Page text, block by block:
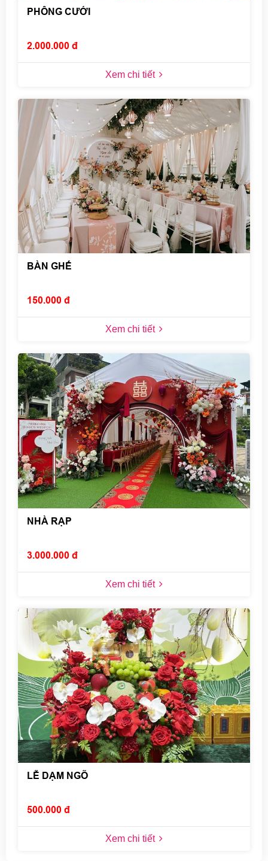
PHÔNG CƯỚI
2.000.000 đ
Xem chi tiết
BÀN GHẾ
150.000 đ
Xem chi tiết
NHÀ RẠP
3.000.000 đ
Xem chi tiết
LỄ DẠM NGÕ
500.000 đ
Xem chi tiết